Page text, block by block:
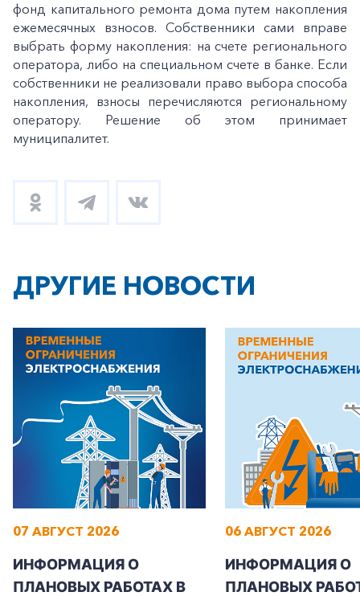
+7-800-700-24-57
Частным клиентам
фонд капитального ремонта дома путем накопления
ежемесячных взносов. Собственники сами вправе
выбрать форму накопления: на счете регионального
оператора, либо на специальном счете в банке. Если
собственники не реализовали право выбора способа
накопления, взносы перечисляются региональному
оператору. Решение об этом принимает
муниципалитет.
ДРУГИЕ НОВОСТИ
07 АВГУСТ 2026
ИНФОРМАЦИЯ О
ПЛАНОВЫХ РАБОТАХ В
06 АВГУСТ 2026
ИНФОРМАЦИЯ О
ПЛАНОВЫХ